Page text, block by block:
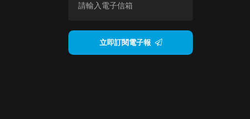
立即訂閱電子報